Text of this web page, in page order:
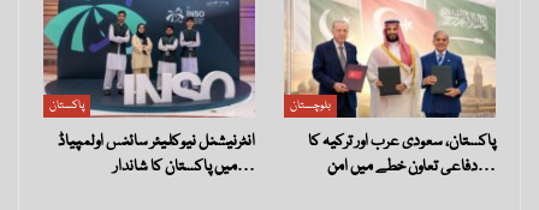
پاکستان
انٹرنیشنل نیوکلیئر سائنس اولمپیاڈ
میں پاکستان کا شاندار…
بلوچستان
پاکستان، سعودی عرب اور ترکیہ کا
دفاعی تعاون خطے میں امن…